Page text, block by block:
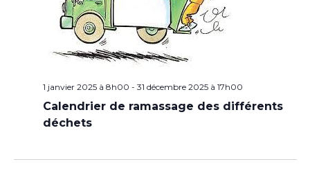
1 janvier 2025 à 8h00 - 31 décembre 2025 à 17h00
Calendrier de ramassage des différents
déchets